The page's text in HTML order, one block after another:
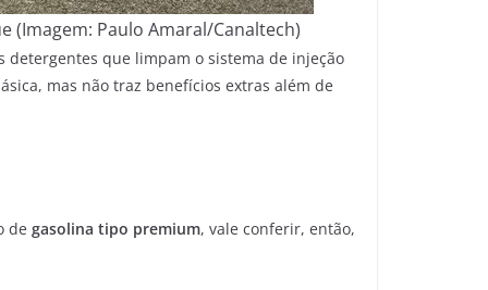
(Imagem: Paulo Amaral/Canaltech)
detergentes que limpam o sistema de injeção
mas não traz benefícios extras além de
de gasolina tipo premium, vale conferir, então,